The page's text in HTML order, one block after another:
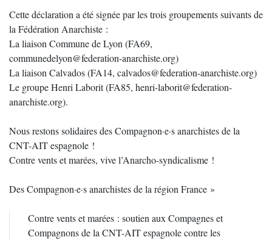
Cette déclaration a été signée par les trois groupements suivants de
la Fédération Anarchiste :
La liaison Commune de Lyon (FA69,
communedelyon@federation-anarchiste.org)
La liaison Calvados (FA14, calvados@federation-anarchiste.org)
Le groupe Henri Laborit (FA85, henri-laborit@federation-
anarchiste.org).
Nous restons solidaires des Compagnon·e·s anarchistes de la
CNT-AIT espagnole !
Contre vents et marées, vive l’Anarcho-syndicalisme !
Des Compagnon·e·s anarchistes de la région France »
Contre vents et marées : soutien aux Compagnes et
Compagnons de la CNT-AIT espagnole contre les